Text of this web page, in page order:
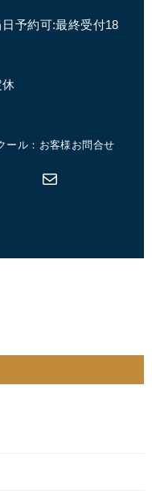
日予約可:最終受付18
休
ール：お客様お問合せ
メール